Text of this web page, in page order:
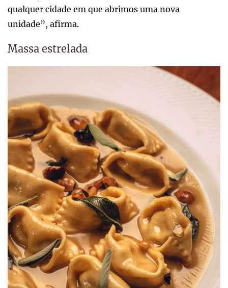
qualquer cidade em que abrimos uma nova
unidade”, afirma.
Massa estrelada